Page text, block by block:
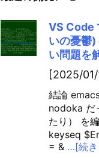
VS Code
いの憂鬱
い問題を
[2025/01/
結論
nodoka だ
たり） を
keyseq
= & …[続き